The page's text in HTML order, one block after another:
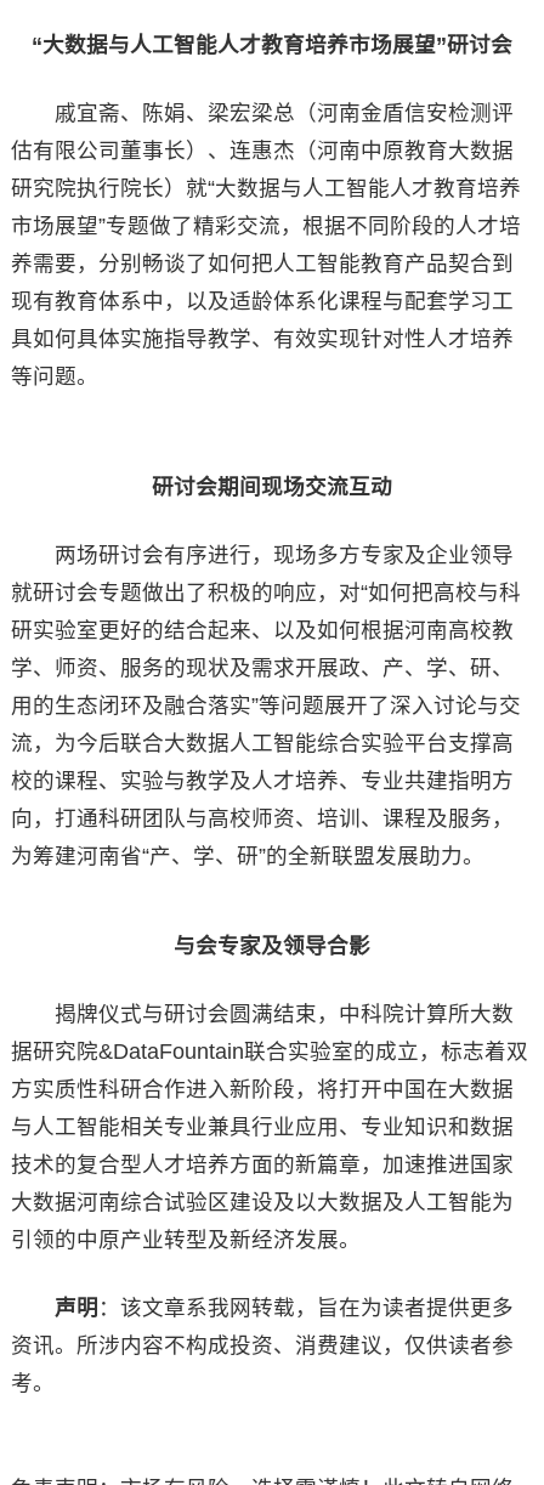
“大数据与人工智能人才教育培养市场展望”研讨会
戚宜斋、陈娟、梁宏梁总（河南金盾信安检测评
估有限公司董事长）、连惠杰（河南中原教育大数据
研究院执行院长）就“大数据与人工智能人才教育培养
市场展望”专题做了精彩交流，根据不同阶段的人才培
养需要，分别畅谈了如何把人工智能教育产品契合到
现有教育体系中，以及适龄体系化课程与配套学习工
具如何具体实施指导教学、有效实现针对性人才培养
等问题。
研讨会期间现场交流互动
两场研讨会有序进行，现场多方专家及企业领导
就研讨会专题做出了积极的响应，对“如何把高校与科
研实验室更好的结合起来、以及如何根据河南高校教
学、师资、服务的现状及需求开展政、产、学、研、
用的生态闭环及融合落实”等问题展开了深入讨论与交
流，为今后联合大数据人工智能综合实验平台支撑高
校的课程、实验与教学及人才培养、专业共建指明方
向，打通科研团队与高校师资、培训、课程及服务，
为筹建河南省“产、学、研”的全新联盟发展助力。
与会专家及领导合影
揭牌仪式与研讨会圆满结束，中科院计算所大数
据研究院&DataFountain联合实验室的成立，标志着双
方实质性科研合作进入新阶段，将打开中国在大数据
与人工智能相关专业兼具行业应用、专业知识和数据
技术的复合型人才培养方面的新篇章，加速推进国家
大数据河南综合试验区建设及以大数据及人工智能为
引领的中原产业转型及新经济发展。
声明 ：该文章系我网转载，旨在为读者提供更多
资讯。所涉内容不构成投资、消费建议，仅供读者参
考。